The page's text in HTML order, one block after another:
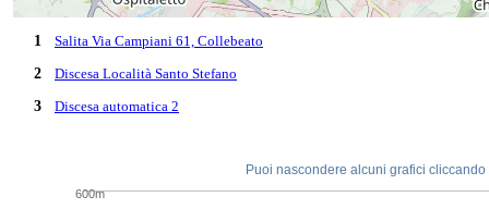
1
Salita Via Campiani 61, Collebeato
2
Discesa Località Santo Stefano
3
Discesa automatica 2
Puoi nascondere alcuni grafici
600m